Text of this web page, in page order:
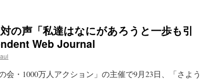
の声「私達はなにがあろうと一歩も引
Web Journal
会・1000万人アクション」の主催で9月23日、「さよう